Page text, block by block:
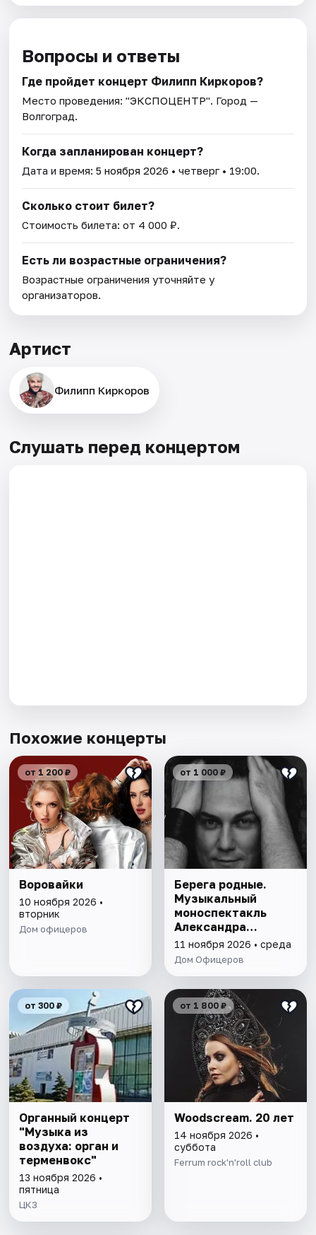
Вопросы и ответы
Где пройдет концерт Филипп Киркоров?
Место проведения:"ЭКСПОЦЕНТР". Город —
Волгоград.
Когда запланирован концерт?
Дата и время:5 ноября 2026 • четверг • 19:00.
Сколько стоит билет?
Стоимость билета: от 4 000 ₽.
Есть ли возрастные ограничения?
Возрастные ограничения уточняйте у
организаторов.
Артист
Филипп Киркоров
Слушать перед концертом
Похожие концерты
от 1 200 ₽
Воровайки
10 ноября 2026 •
вторник
Дом офицеров
от 1 000 ₽
Берега родные.
Музыкальный
моноспектакль
Александра
Бардина
11 ноября 2026 • среда
Дом Офицеров
от 300 ₽
Органный концерт
"Музыка из
воздуха: орган и
терменвокс"
13 ноября 2026 •
пятница
ЦКЗ
от 1 800 ₽
Woodscream. 20 лет
14 ноября 2026 •
суббота
Ferrum rock'n'roll club